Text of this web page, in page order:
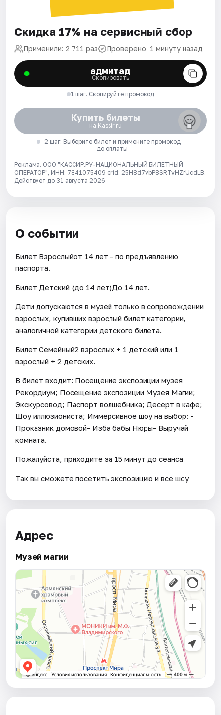
Скидка 17% на сервисный сбор
Применили: 2 711 раз Проверено: 1 минуту назад
адмитад
Скопировать
1 шаг. Скопируйте промокод
Купить билеты
на Kassir.ru
2 шаг. Выберите билет и примените промокод
до оплаты
Реклама. ООО "КАССИР.РУ-НАЦИОНАЛЬНЫЙ БИЛЕТНЫЙ
ОПЕРАТОР", ИНН: 7841075409 erid: 25H8d7vbP8SRTvHZrUcdLB.
Действует до 31 августа 2026
О событии
Билет Взрослыйот 14 лет - по предъявлению
паспорта.
Билет Детский (до 14 лет)До 14 лет.
Дети допускаются в музей только в сопровождении
взрослых, купивших взрослый билет категории,
аналогичной категории детского билета.
Билет Семейный2 взрослых + 1 детский или 1
взрослый + 2 детских.
В билет входит: Посещение экспозиции музея
Рекордиум; Посещение экспозиции Музея Магии;
Экскурсовод; Паспорт волшебника; Десерт в кафе;
Шоу иллюзиониста; Иммерсивное шоу на выбор: -
Проказник домовой- Изба бабы Нюры- Выручай
комната.
Пожалуйста, приходите за 15 минут до сеанса.
Так вы сможете посетить экспозицию и все шоу
Адрес
Музей магии